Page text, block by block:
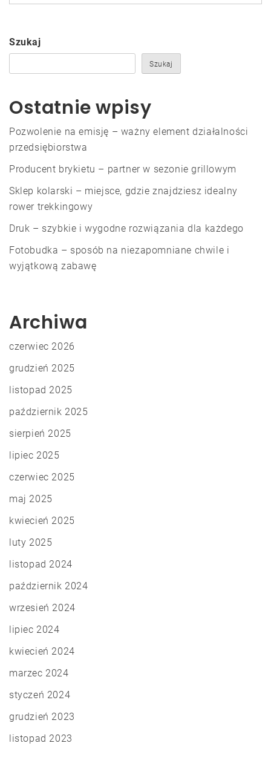
Szukaj
Szukaj
Ostatnie wpisy
Pozwolenie na emisję – ważny element działalności
przedsiębiorstwa
Producent brykietu – partner w sezonie grillowym
Sklep kolarski – miejsce, gdzie znajdziesz idealny
rower trekkingowy
Druk – szybkie i wygodne rozwiązania dla każdego
Fotobudka – sposób na niezapomniane chwile i
wyjątkową zabawę
Archiwa
czerwiec 2026
grudzień 2025
listopad 2025
październik 2025
sierpień 2025
lipiec 2025
czerwiec 2025
maj 2025
kwiecień 2025
luty 2025
listopad 2024
październik 2024
wrzesień 2024
lipiec 2024
kwiecień 2024
marzec 2024
styczeń 2024
grudzień 2023
listopad 2023